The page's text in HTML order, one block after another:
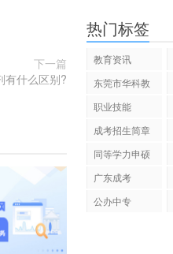
下一篇
有什么区别?
热门标签
教育资讯
东莞市华科教
职业技能
成考招生简章
同等学力申硕
广东成考
公办中专